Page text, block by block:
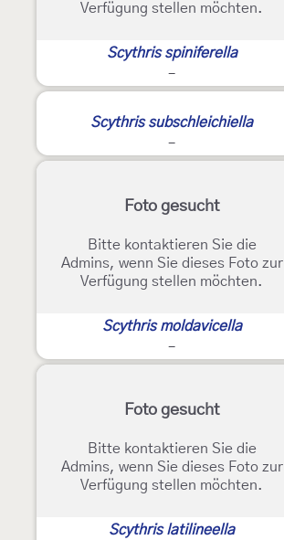
Verfügung stellen möchten.
Scythris spiniferella
-
Scythris subschleichiella
-
Foto gesucht
Bitte kontaktieren Sie die
Admins, wenn Sie dieses Foto zur
Verfügung stellen möchten.
Scythris moldavicella
-
Foto gesucht
Bitte kontaktieren Sie die
Admins, wenn Sie dieses Foto zur
Verfügung stellen möchten.
Scythris latilineella